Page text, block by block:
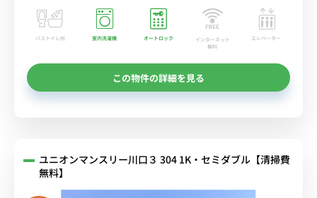
バストイレ別 室内洗濯機 オートロック
インターネット
無料
エレベーター
この物件の詳細を見る
ユニオンマンスリー川口３ 304 1K・セミダブル【清掃費
無料】